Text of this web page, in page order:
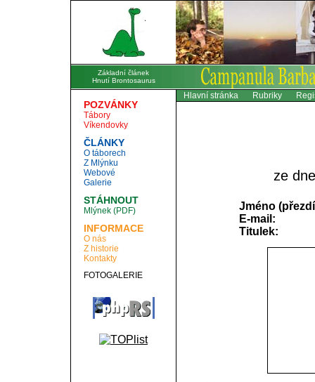
Základní článek
Hnutí Brontosaurus
POZVÁNKY
Tábory
Víkendovky
ČLÁNKY
O táborech
Z Mlýnku
Webové
Galerie
STÁHNOUT
Mlýnek (PDF)
INFORMACE
O nás
Z historie
Kontakty
FOTOGALERIE
Hlavní stránka Rubriky
ze
Jméno
E-mail:
Titulek: